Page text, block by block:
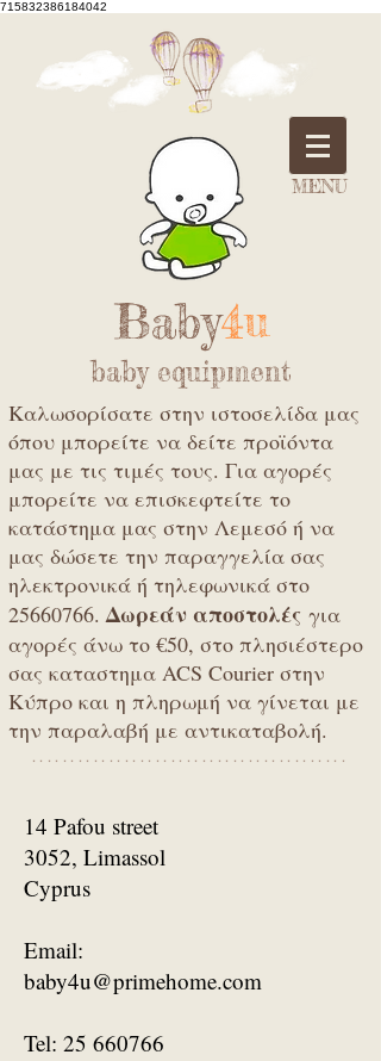
715832386184042
MENU
Baby4u
baby equipment
Καλωσορίσατε στην ιστοσελίδα μας
όπου μπορείτε να δείτε προϊόντα
μας με τις τιμές τους. Για αγορές
μπορείτε να επισκεφτείτε το
κατάστημα μας στην Λεμεσό ή να
μας δώσετε την παραγγελία σας
ηλεκτρονικά ή τηλεφωνικά στο
25660766.Δωρεάν αποστολές για
αγορές άνω το €50, στο πλησιέστερο
σας καταστημα ACS Courier στην
Κύπρο και η πληρωμή να γίνεται με
την παραλαβή με αντικαταβολή.
*****************************************
14 Pafou street
3052, Limassol
Cyprus
Email:
baby4u@primehome.com
Tel: 25 660766